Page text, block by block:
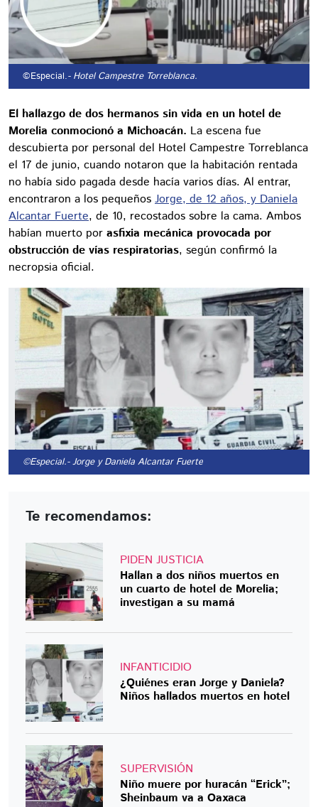
©Especial.- Hotel Campestre Torreblanca.
El hallazgo de dos hermanos sin vida en un hotel de
Morelia conmocionó a Michoacán. La escena fue
descubierta por personal del Hotel Campestre Torreblanca
el 17 de junio, cuando notaron que la habitación rentada
no había sido pagada desde hacía varios días. Al entrar,
encontraron a los pequeños Jorge, de 12 años, y Daniela
Alcantar Fuerte, de 10, recostados sobre la cama. Ambos
habían muerto por asfixia mecánica provocada por
obstrucción de vías respiratorias, según confirmó la
necropsia oficial.
©Especial.- Jorge y Daniela Alcantar Fuerte
Te recomendamos:
PIDEN JUSTICIA
Hallan a dos niños muertos en
un cuarto de hotel de Morelia;
investigan a su mamá
INFANTICIDIO
¿Quiénes eran Jorge y Daniela?
Niños hallados muertos en hotel
SUPERVISIÓN
Niño muere por huracán “Erick”;
Sheinbaum va a Oaxaca